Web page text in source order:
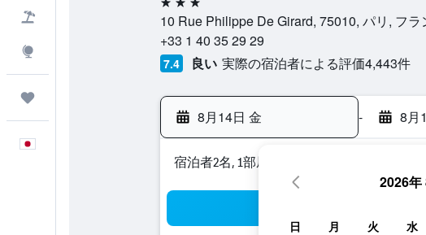
10 Rue Philippe De Girard, 75010, パリ, フラ
+33 1 40 35 29 29
7.4 良い 実際の宿泊者による評価4,443​件
8月14日 金 - 8月
宿泊者2名, 1​部屋
2026年
日 月 火 水